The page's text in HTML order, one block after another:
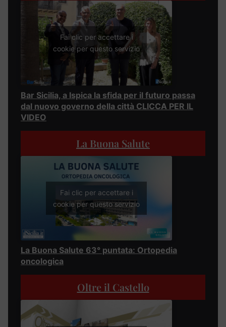
Fai clic per accettare i
cookie per questo servizio
Bar Sicilia, a Ispica la sfida per il futuro passa
dal nuovo governo della città CLICCA PER IL
VIDEO
La Buona Salute
Fai clic per accettare i
cookie per questo servizio
La Buona Salute 63° puntata: Ortopedia
oncologica
Oltre il Castello